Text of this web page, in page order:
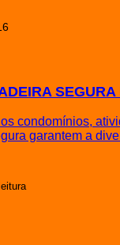
condomínios,
garantem a